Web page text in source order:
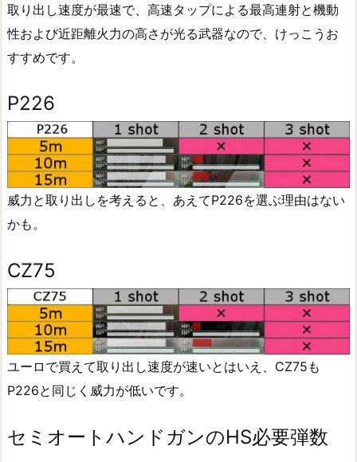
取り出し速度が最速で、高速タップによる最高連射と機動
性および近距離火力の高さが光る武器なので、けっこうお
すすめです。
P226
威力と取り出しを考えると、あえてP226を選ぶ理由はない
かも。
CZ75
ユーロで買えて取り出し速度が速いとはいえ、CZ75も
P226と同じく威力が低いです。
セミオートハンドガンのHS必要弾数